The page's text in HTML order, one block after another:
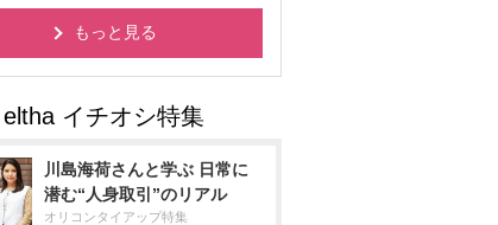
もっと見る
川島海荷さんと学ぶ 日常に
潜む“人身取引”のリアル
オリコンタイアップ特集